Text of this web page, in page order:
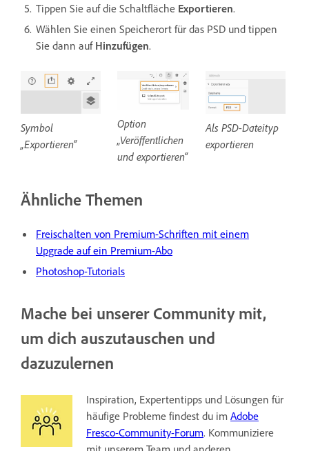
Tippen Sie auf die Schaltfläche Exportieren.
Wählen Sie einen Speicherort für das PSD und tippen
Sie dann auf Hinzufügen.
Symbol
„Exportieren“
Option
„Veröffentlichen
und exportieren“
Als PSD-Dateityp
exportieren
Ähnliche Themen
Freischalten von Premium-Schriften mit einem
Upgrade auf ein Premium-Abo
Photoshop-Tutorials
Mache bei unserer Community mit,
um dich auszutauschen und
dazuzulernen
Inspiration, Expertentipps und Lösungen für
häufige Probleme findest du im Adobe
Fresco-Community-Forum. Kommuniziere